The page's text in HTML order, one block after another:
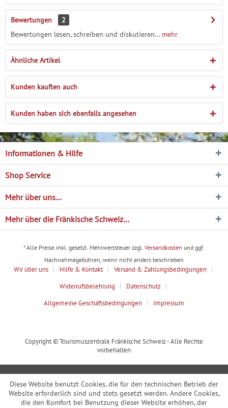
Bewertungen
2
Bewertungen lesen, schreiben und diskutieren...mehr
Ähnliche Artikel
Kunden kauften auch
Kunden haben sich ebenfalls angesehen
Informationen & Hilfe
Shop Service
Mehr über uns…
Mehr über die Fränkische Schweiz…
* Alle Preise inkl. gesetzl. Mehrwertsteuer zzgl. Versandkosten und ggf.
Nachnahmegebühren, wenn nicht anders beschrieben
Wir über uns Hilfe & Kontakt
Versand & Zahlungsbedingungen
Widerrufsbelehrung
Datenschutz
Allgemeine Geschäftsbedingungen
Impressum
Copyright © Tourismuszentrale Fränkische Schweiz - Alle Rechte
vorbehalten
Diese Website benutzt Cookies, die für den technischen Betrieb der
Website erforderlich sind und stets gesetzt werden. Andere Cookies,
die den Komfort bei Benutzung dieser Website erhöhen, der